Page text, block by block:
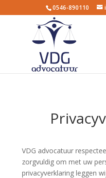
0546-890110
VDG advocatuur
zorgvuldig om met uw
privacyverklaring leggen